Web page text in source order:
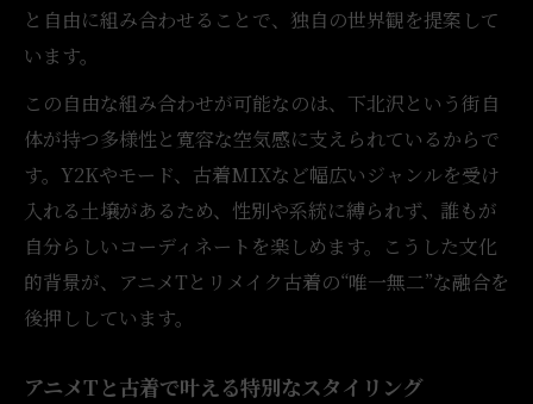
と自由に組み合わせることで、独自の世界観を提案して
います。
この自由な組み合わせが可能なのは、下北沢という街自
体が持つ多様性と寛容な空気感に支えられているからで
す。Y2Kやモード、古着MIXなど幅広いジャンルを受け
入れる土壌があるため、性別や系統に縛られず、誰もが
自分らしいコーディネートを楽しめます。こうした文化
的背景が、アニメTとリメイク古着の“唯一無二”な融合を
後押ししています。
アニメTと古着で叶える特別なスタイリング